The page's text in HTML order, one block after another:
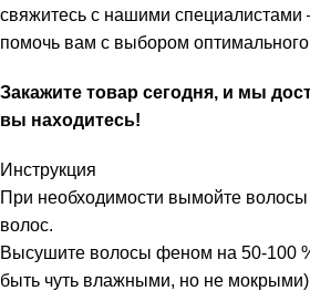
свяжитесь с нашими
помочь вам с выбором
Закажите товар сегодня, и мы
вы находитесь!
Инструкция
При необходимости вымойте
волос.
Высушите волосы феном на 50-100
быть чуть влажными, но не